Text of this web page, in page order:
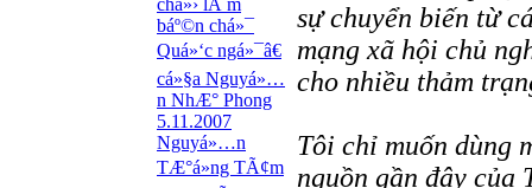
chá»› lÃ m
báº©n chá»¯
Quá»‘c ngá»¯â€
cá»§a Nguyá»…
n NhÆ° Phong
5.11.2007
Nguyá»…n
TÆ°á»ng TÃ¢m
sự chuyển biến từ
mạng xã hội chủ
cho nhiều thảm
Tôi chỉ muốn dùng
nguồn gần đây của